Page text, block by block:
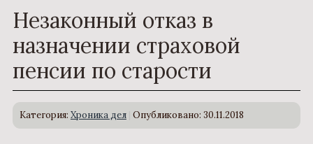
Незаконный отказ в
назначении страховой
пенсии по старости
Категория: Хроника дел Опубликовано: 30.11.2018